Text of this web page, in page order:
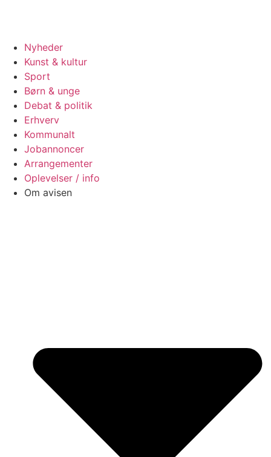
Nyheder
Kunst & kultur
Sport
Børn & unge
Debat & politik
Erhverv
Kommunalt
Jobannoncer
Arrangementer
Oplevelser / info
Om avisen